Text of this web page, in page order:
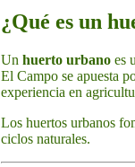
¿Qué es un
Un huerto urbano es
El Campo se apuesta
experiencia en
Los huertos urbanos
ciclos naturales.